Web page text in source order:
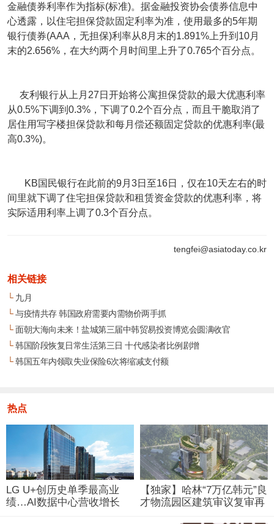
金融债券利率作为指标(标准)。据金融投资协会债券信息中
心透露，以住宅担保贷款固定利率为准，使用最多的5年期
银行债券(AAA，无担保)利率从8月末的1.891%上升到10月
末的2.656%，在大约两个月时间里上升了0.765个百分点。
友利银行从上月27日开始将公寓担保贷款的最大优惠利率
从0.5%下调到0.3%，下调了0.2个百分点，而且干脆取消了
居住用写字楼担保贷款和每月偿还额固定贷款的优惠利率(最
高0.3%)。
KB国民银行在此前的9月3日至16日，仅在10天左右的时
间里就下调了住宅担保贷款和租赁资金贷款的优惠利率，将
实际适用利率上调了0.3个百分点。
tengfei@asiatoday.co.kr
相关链接
└九月
└与疫情共存 韩国政府需要内需物价两手抓
└面朝大海向未来！盐城第三届中韩贸易投资博览会圆满收官
└韩国阶段恢复日常生活第三日 十代感染者比例剧增
└韩国五年内领取失业保险6次将缩减支付额
热点
LG U+创历史单季最高业
绩…AI数据中心营收增长
【独家】哈林“7万亿韩元”良
才物流园区建筑审议复审再